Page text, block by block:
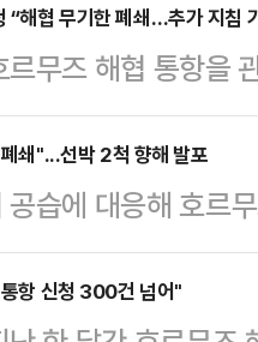
문제를 조율하기
22일(현지시간) 오
장 방안 등을 협의
항행 안전 확보를
만은 그동안 미국과
“해협 무기한 폐쇄…추가 지침
르무즈 해협 통항을
11일(현지시간)
스라엘(TOI) 등에
터)를 통해 “침략적
추후 공지할 때까
은 신청자들은 인
쇄"...선박 2척 향해 발포
공습에 대응해 호르
는 하탐 알안비야
무즈 해협을 전면
항 신청 300건 넘어"